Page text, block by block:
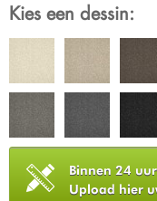
Kies een dessin:
Binnen 24
Upload hier